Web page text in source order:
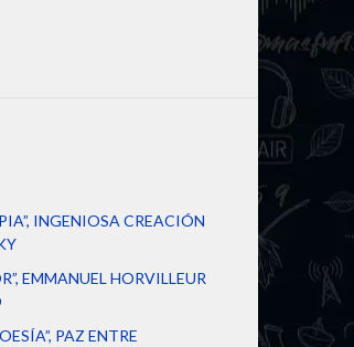
INGENIOSA CREACIÓN
EMMANUEL HORVILLEUR
PAZ ENTRE